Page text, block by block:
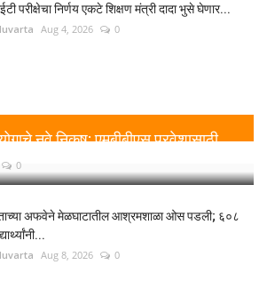
परीक्षेचा निर्णय एकटे शिक्षण मंत्री दादा भुसे घेणार...
Aug 4, 2026 0
नवे निकष: एमबीबीएस प्रवेशासाठी...
0
अफवेने मेळघाटातील आश्रमशाळा ओस पडली; ६०८
Aug 8, 2026 0